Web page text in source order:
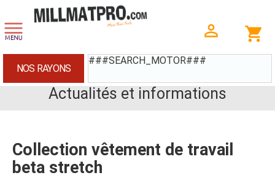
###SEARCH_MOTOR###
NOS RAYONS
Actualités et informations
Collection vêtement de travail
beta stretch